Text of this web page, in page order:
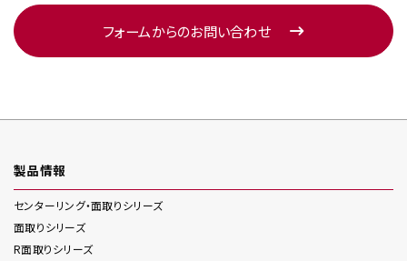
フォームからのお問い合わせ
製品情報
センターリング・面取りシリーズ
面取りシリーズ
R面取りシリーズ